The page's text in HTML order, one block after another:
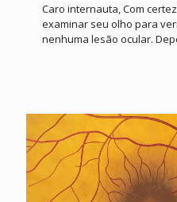
Caro internauta, Com
examinar seu olho para
nenhuma lesão ocular.